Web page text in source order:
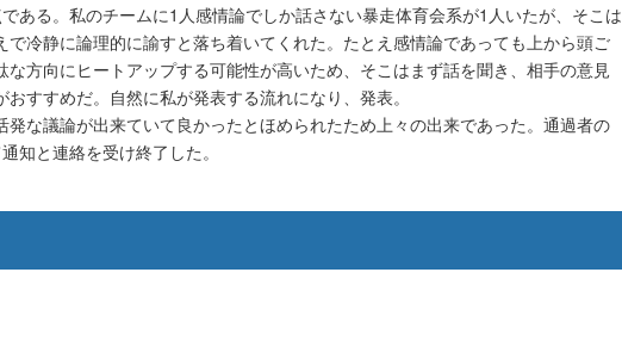
ある。私のチームに1人感情論でしか話さない暴走体育会系が1人いたが、そこは
で冷静に論理的に諭すと落ち着いてくれた。たとえ感情論であっても上から頭ご
な方向にヒートアップする可能性が高いため、そこはまず話を聞き、相手の意見
すすめだ。自然に私が発表する流れになり、発表。
発な議論が出来ていて良かったとほめられたため上々の出来であった。通過者の
知と連絡を受け終了した。